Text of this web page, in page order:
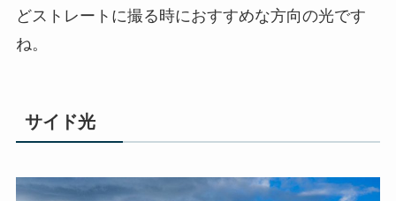
どストレートに撮る時におすすめな方向の光です
ね。
サイド光